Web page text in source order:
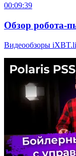
00:09:39
Обзор робота-
Видеообзоры